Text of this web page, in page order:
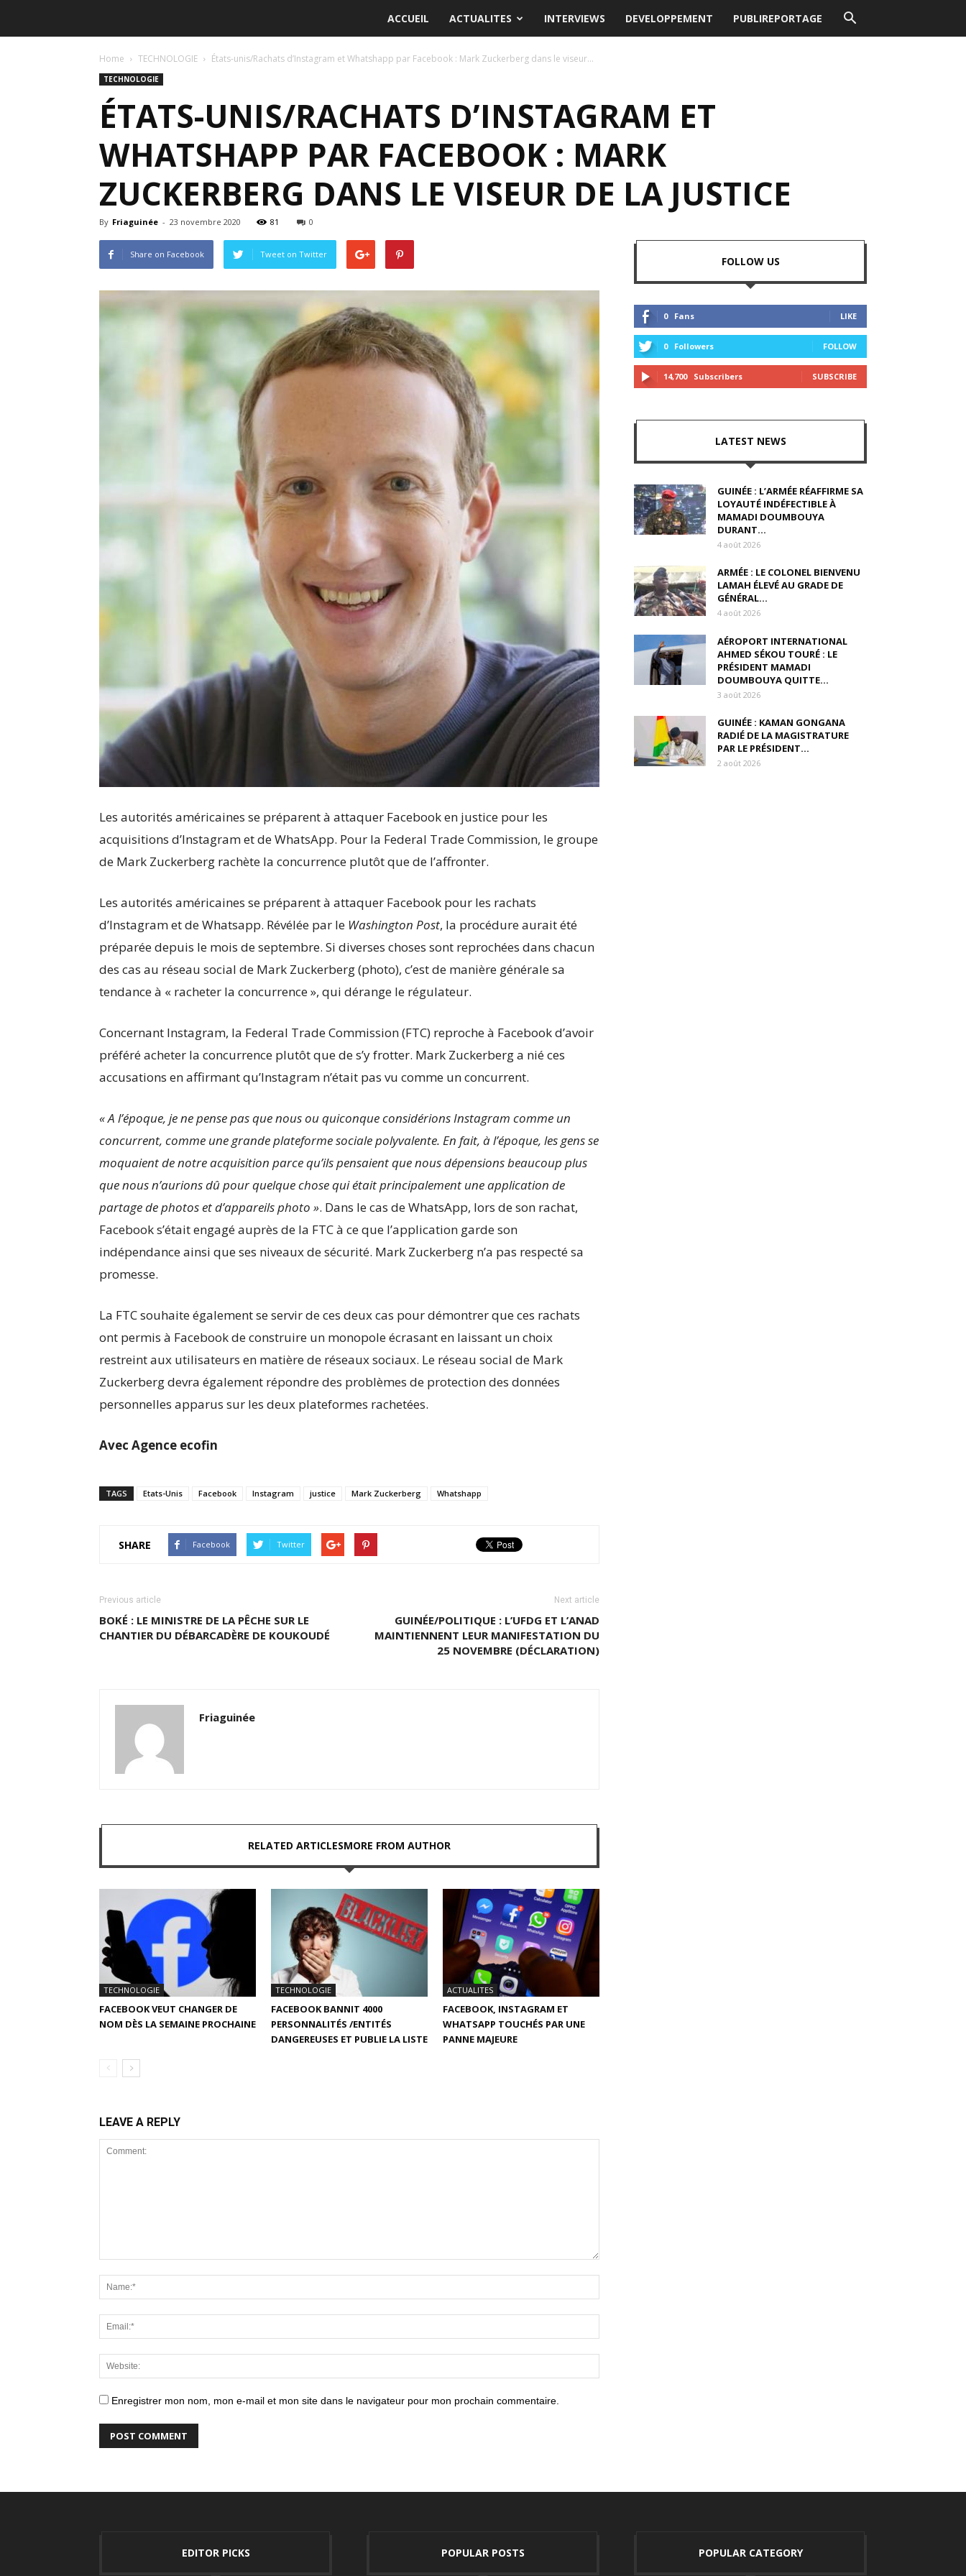
ACCUEIL ACTUALITES INTERVIEWS DEVELOPPEMENT PUBLIREPORTAGE
Home TECHNOLOGIE États-unis/Rachats d’Instagram et Whatshapp par Facebook : Mark Zuckerberg dans le viseur...
TECHNOLOGIE
ÉTATS-UNIS/RACHATS D’INSTAGRAM ET
WHATSHAPP PAR FACEBOOK : MARK
ZUCKERBERG DANS LE VISEUR DE LA JUSTICE
By Friaguinée - 23 novembre 2020 81 0
Share on Facebook Tweet on Twitter
Les autorités américaines se préparent à attaquer Facebook en justice pour les
acquisitions d’Instagram et de WhatsApp. Pour la Federal Trade Commission, le groupe
de Mark Zuckerberg rachète la concurrence plutôt que de l’affronter.
Les autorités américaines se préparent à attaquer Facebook pour les rachats
d’Instagram et de Whatsapp. Révélée par le Washington Post, la procédure aurait été
préparée depuis le mois de septembre. Si diverses choses sont reprochées dans chacun
des cas au réseau social de Mark Zuckerberg (photo), c’est de manière générale sa
tendance à « racheter la concurrence », qui dérange le régulateur.
Concernant Instagram, la Federal Trade Commission (FTC) reproche à Facebook d’avoir
préféré acheter la concurrence plutôt que de s’y frotter. Mark Zuckerberg a nié ces
accusations en affirmant qu’Instagram n’était pas vu comme un concurrent.
« A l’époque, je ne pense pas que nous ou quiconque considérions Instagram comme un
concurrent, comme une grande plateforme sociale polyvalente. En fait, à l’époque, les gens se
moquaient de notre acquisition parce qu’ils pensaient que nous dépensions beaucoup plus
que nous n’aurions dû pour quelque chose qui était principalement une application de
partage de photos et d’appareils photo ». Dans le cas de WhatsApp, lors de son rachat,
Facebook s’était engagé auprès de la FTC à ce que l’application garde son
indépendance ainsi que ses niveaux de sécurité. Mark Zuckerberg n’a pas respecté sa
promesse.
La FTC souhaite également se servir de ces deux cas pour démontrer que ces rachats
ont permis à Facebook de construire un monopole écrasant en laissant un choix
restreint aux utilisateurs en matière de réseaux sociaux. Le réseau social de Mark
Zuckerberg devra également répondre des problèmes de protection des données
personnelles apparus sur les deux plateformes rachetées.
Avec Agence ecofin
TAGS Etats-Unis Facebook Instagram justice Mark Zuckerberg Whatshapp
SHARE Facebook Twitter
Previous article
BOKÉ : LE MINISTRE DE LA PÊCHE SUR LE
CHANTIER DU DÉBARCADÈRE DE KOUKOUDÉ
Next article
GUINÉE/POLITIQUE : L’UFDG ET L’ANAD
MAINTIENNENT LEUR MANIFESTATION DU
25 NOVEMBRE (DÉCLARATION)
Friaguinée
RELATED ARTICLESMORE FROM AUTHOR
TECHNOLOGIE
FACEBOOK VEUT CHANGER DE
NOM DÈS LA SEMAINE PROCHAINE
TECHNOLOGIE
FACEBOOK BANNIT 4000
PERSONNALITÉS /ENTITÉS
DANGEREUSES ET PUBLIE LA LISTE
ACTUALITES
FACEBOOK, INSTAGRAM ET
WHATSAPP TOUCHÉS PAR UNE
PANNE MAJEURE
LEAVE A REPLY
Enregistrer mon nom, mon e-mail et mon site dans le navigateur pour mon prochain commentaire.
FOLLOW US
0 Fans LIKE
0 Followers FOLLOW
14,700 Subscribers SUBSCRIBE
LATEST NEWS
GUINÉE : L’ARMÉE RÉAFFIRME SA
LOYAUTÉ INDÉFECTIBLE À
MAMADI DOUMBOUYA
DURANT...
4 août 2026
ARMÉE : LE COLONEL BIENVENU
LAMAH ÉLEVÉ AU GRADE DE
GÉNÉRAL...
4 août 2026
AÉROPORT INTERNATIONAL
AHMED SÉKOU TOURÉ : LE
PRÉSIDENT MAMADI
DOUMBOUYA QUITTE...
3 août 2026
GUINÉE : KAMAN GONGANA
RADIÉ DE LA MAGISTRATURE
PAR LE PRÉSIDENT...
2 août 2026
EDITOR PICKS POPULAR POSTS POPULAR CATEGORY